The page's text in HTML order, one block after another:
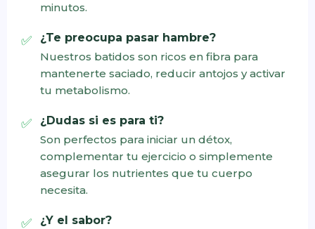
minutos.
¿Te preocupa pasar hambre?
Nuestros batidos son ricos en fibra para
mantenerte saciado, reducir antojos y activar
tu metabolismo.
¿Dudas si es para ti?
Son perfectos para iniciar un détox,
complementar tu ejercicio o simplemente
asegurar los nutrientes que tu cuerpo
necesita.
¿Y el sabor?